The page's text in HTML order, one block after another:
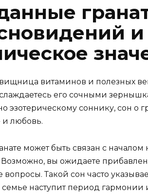
и
витаминов и полезных
его сочными
эзотерическому соннику, сон о
и любовь.
может быть связан с
вы ожидаете
Такой сон часто
наступит период гармонии